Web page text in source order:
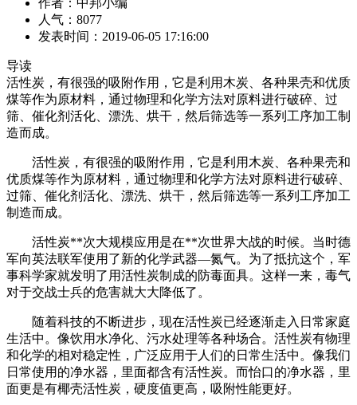
人气：8077
发表时间：2019-06-05 17:16:00
导读
活性炭，有很强的吸附作用，它是利用木炭、各种果壳和优质
煤等作为原材料，通过物理和化学方法对原料进行破碎、过
筛、催化剂活化、漂洗、烘干，然后筛选等一系列工序加工制
造而成。
活性炭，有很强的吸附作用，它是利用木炭、各种果壳和
优质煤等作为原材料，通过物理和化学方法对原料进行破碎、
过筛、催化剂活化、漂洗、烘干，然后筛选等一系列工序加工
制造而成。
活性炭**次大规模应用是在**次世界大战的时候。当时德
军向英法联军使用了新的化学武器—氮气。为了抵抗这个，军
事科学家就发明了用活性炭制成的防毒面具。这样一来，毒气
对于交战士兵的危害就大大降低了。
随着科技的不断进步，现在活性炭已经逐渐走入日常家庭
生活中。像饮用水净化、污水处理等各种场合。活性炭有物理
和化学的相对稳定性，广泛应用于人们的日常生活中。像我们
日常使用的净水器，里面都含有活性炭。而怡口的净水器，里
面更是有椰壳活性炭，硬度值更高，吸附性能更好。